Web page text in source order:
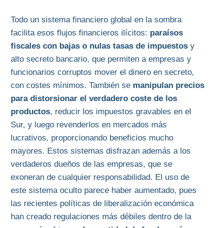
Todo un sistema financiero global en la sombra
facilita esos flujos financieros ilícitos: paraísos
fiscales con bajas o nulas tasas de impuestos y
alto secreto bancario, que permiten a empresas y
funcionarios corruptos mover el dinero en secreto,
con costes mínimos. También se manipulan precios
para distorsionar el verdadero coste de los
productos, reducir los impuestos gravables en el
Sur, y luego revenderlos en mercados más
lucrativos, proporcionando beneficios mucho
mayores. Estos sistemas disfrazan además a los
verdaderos dueños de las empresas, que se
exoneran de cualquier responsabilidad. El uso de
este sistema oculto parece haber aumentado, pues
las recientes políticas de liberalización económica
han creado regulaciones más débiles dentro de la